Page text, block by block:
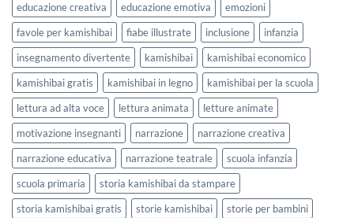
educazione creativa
educazione emotiva
emozioni
favole per kamishibai
fiabe illustrate inclusione
infanzia
insegnamento divertente
kamishibai
kamishibai economico
kamishibai gratis
kamishibai in legno
kamishibai per la scuola
lettura ad alta voce
lettura animata
letture animate
motivazione insegnanti
narrazione
narrazione creativa
narrazione educativa
narrazione teatrale
scuola infanzia
scuola primaria
storia kamishibai da stampare
storia kamishibai gratis
storie kamishibai
storie per bambini